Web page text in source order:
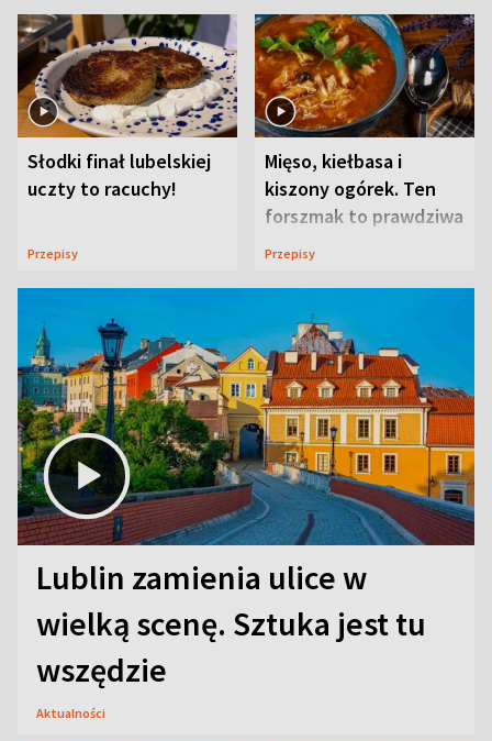
Słodki finał lubelskiej
uczty to racuchy!
Przepisy
Mięso, kiełbasa i
kiszony ogórek. Ten
forszmak to prawdziwa
uczta
Przepisy
Lublin zamienia ulice w
wielką scenę. Sztuka jest tu
wszędzie
Aktualności